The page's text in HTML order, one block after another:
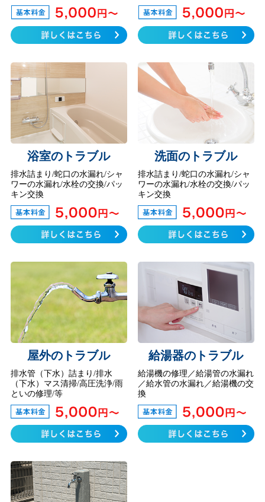
浴室のトラブル
排水詰まり/蛇口の水漏れ/シャ
ワーの水漏れ/水栓の交換/パッ
キン交換
洗面のトラブル
排水詰まり/蛇口の水漏れ/シャ
ワーの水漏れ/水栓の交換/パッ
キン交換
屋外のトラブル
排水管（下水）詰まり/排水
（下水）マス清掃/高圧洗浄/雨
といの修理/等
給湯器のトラブル
給湯機の修理／給湯管の水漏れ
／給水管の水漏れ／給湯機の交
換